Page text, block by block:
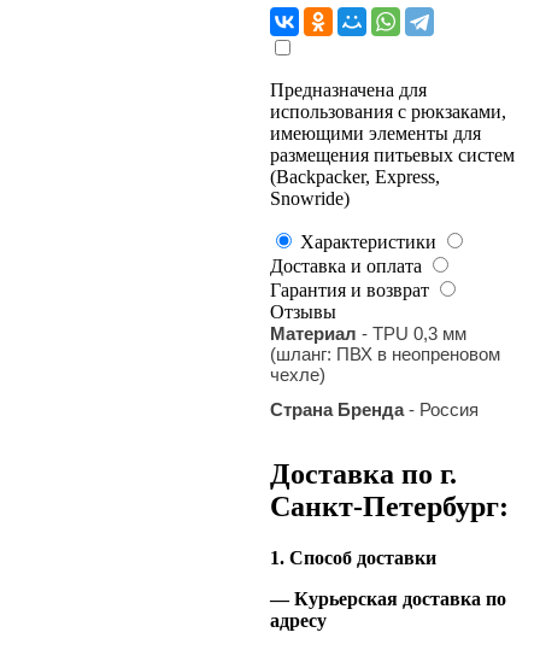
Предназначена для
использования с рюкзаками,
имеющими элементы для
размещения питьевых систем
(Backpacker, Express,
Snowride)
Характеристики
Доставка и оплата
Гарантия и возврат
Отзывы
Материал - TPU 0,3 мм
(шланг: ПВХ в неопреновом
чехле)
Страна Бренда- Россия
Доставка по г.
Санкт-Петербург:
1. Способ доставки
— Курьерская доставка по
адресу